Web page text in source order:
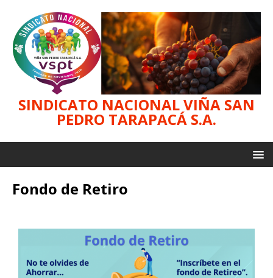
SINDICATO NACIONAL VIÑA SAN
PEDRO TARAPACÁ S.A.
Fondo de Retiro